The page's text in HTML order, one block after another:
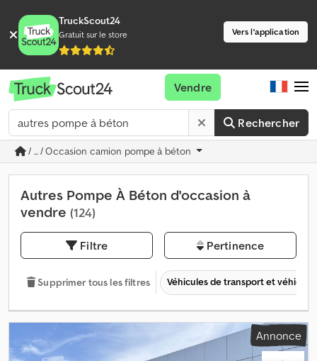
TruckScout24
Gratuit sur le store Vers l'application
Rechercher
Vendre
/ ... / Occasion camion pompe à béton
Autres Pompe À Béton d'occasion à
vendre (124)
Filtre Pertinence
Supprimer tous les filtres Véhicules de transport et
Annonce